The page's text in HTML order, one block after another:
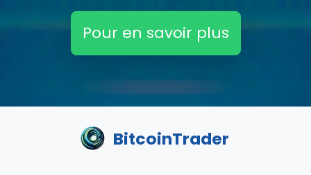
Pour en savoir plus
BitcoinTrader